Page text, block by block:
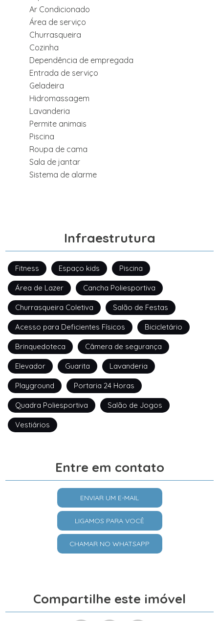
Ar Condicionado
Área de serviço
Churrasqueira
Cozinha
Dependência de empregada
Entrada de serviço
Geladeira
Hidromassagem
Lavanderia
Permite animais
Piscina
Roupa de cama
Sala de jantar
Sistema de alarme
Infraestrutura
Fitness Espaço kids Piscina
Área de Lazer Cancha Poliesportiva
Churrasqueira Coletiva Salão de Festas
Acesso para Deficientes Físicos Bicicletário
Brinquedoteca Câmera de segurança
Elevador Guarita Lavanderia
Playground Portaria 24 Horas
Quadra Poliesportiva Salão de Jogos
Vestiários
Entre em contato
ENVIAR UM E-MAIL
LIGAMOS PARA VOCÊ
CHAMAR NO WHATSAPP
Compartilhe este imóvel